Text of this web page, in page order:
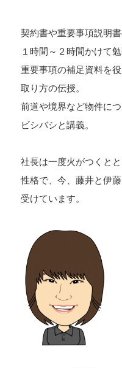
契約書や重要事項説明
１時間～２時間かけて勉
重要事項の補足資料を
取り方の伝授。
前道や境界など物件に
ビシバシと講義。
社長は一度火がつくと
性格で、今、藤井と伊
受けています。